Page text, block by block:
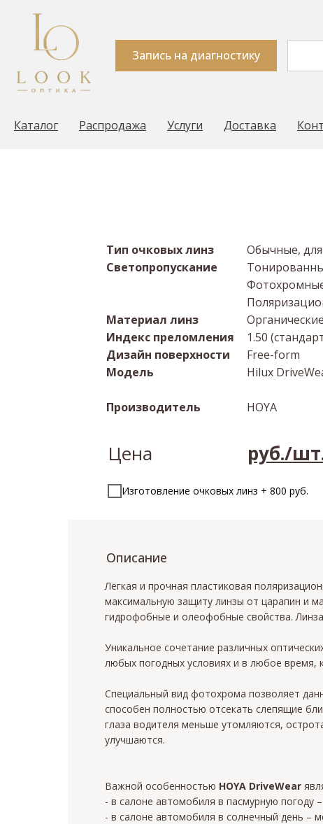
Запись на диагностику
Каталог Распродажа Услуги Доставка
Линза HOYA Hilux
Look Оптика
Тип очковых линз
Светопропускание
Материал линз
Индекс преломления
Дизайн поверхности
Модель
Производитель
Обычные,
1.50
Free-form
Hilux
HOYA
Лёгкая и прочная пластиковая
максимальную защиту линзы от царапин и
гидрофобные и олеофобные свойства.
Уникальное сочетание различных
любых погодных условиях и в любое время,
Специальный вид фотохрома позволяет
способен полностью отсекать слепящие
глаза водителя меньше утомляются,
улучшаются.
Важной особенностью HOYA DriveWear
- в салоне автомобиля в пасмурную погоду
- в салоне автомобиля в солнечный день –
Описание
Цена руб./
Изготовление очковых линз + 800 руб.